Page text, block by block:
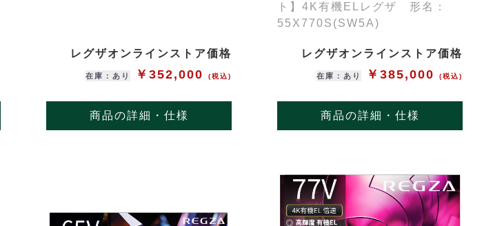
レグザオンラインストア価格
在庫：あり ￥352,000(税込)
商品の詳細・仕様
ト】4K有機ELレグザ 形名：
55X770S(SW5A)
レグザオンラインストア価格
在庫：あり ￥385,000(税込)
商品の詳細・仕様